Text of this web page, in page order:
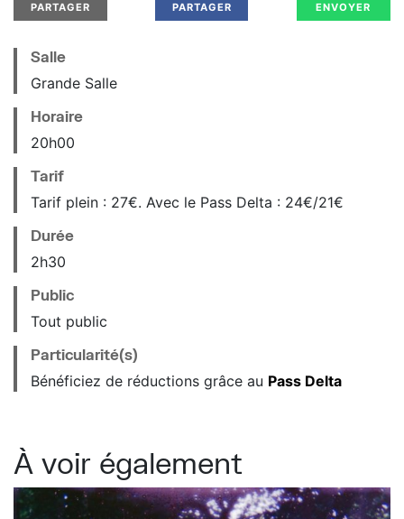
PARTAGER PARTAGER ENVOYER
Salle
Grande Salle
Horaire
20h00
Tarif
Tarif plein : 27€. Avec le Pass Delta : 24€/21€
Durée
2h30
Public
Tout public
Particularité(s)
Bénéficiez de réductions grâce au Pass Delta
À voir également